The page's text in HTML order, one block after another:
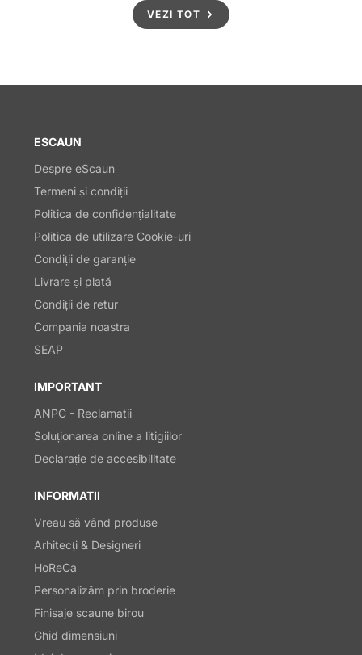
VEZI TOT
ESCAUN
Despre eScaun
Termeni și condiții
Politica de confidențialitate
Politica de utilizare Cookie-uri
Condiții de garanție
Livrare și plată
Condiții de retur
Compania noastra
SEAP
IMPORTANT
ANPC - Reclamatii
Soluționarea online a litigiilor
Declarație de accesibilitate
INFORMATII
Vreau să vând produse
Arhitecți & Designeri
HoReCa
Personalizăm prin broderie
Finisaje scaune birou
Ghid dimensiuni